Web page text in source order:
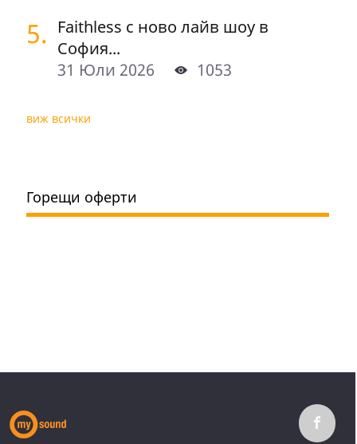
5. Faithless с ново лайв шоу в
София...
31 Юли 2026
1053
виж всички
Горещи оферти